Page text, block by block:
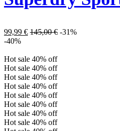
99,99 € 145,00€ -31%
-40%
Hot sale 40% off
Hot sale 40% off
Hot sale 40% off
Hot sale 40% off
Hot sale 40% off
Hot sale 40% off
Hot sale 40% off
Hot sale 40% off